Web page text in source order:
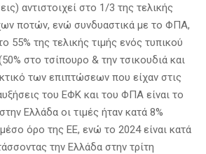
αντιστοιχεί στο 1/3 της τελικής
ποτών, ενώ συνδυαστικά με το ΦΠΑ,
55% της τελικής τιμής ενός τυπικού
στο τσίπουρο & την τσικουδιά και
των επιπτώσεων που είχαν στις
του ΕΦΚ και του ΦΠΑ είναι το
Ελλάδα οι τιμές ήταν κατά 8%
όρο της ΕΕ, ενώ το 2024 είναι κατά
την Ελλάδα στην τρίτη